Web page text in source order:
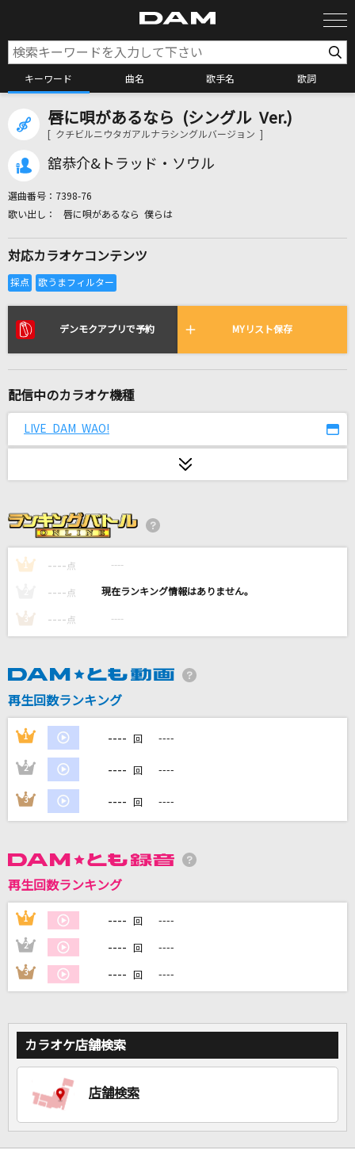
キーワード 曲名 歌手名 歌詞
カラオケ検索
リアルタイムで歌われている曲の一覧
[生音]ふたりごと
輝く月のように
[生音]ONE NIGHT GIGOLO
チェッカーズ
SixTONES
back number
キミ記念日 ～生まれて来てくれてアリガトウ。
～
ソナーポケット(Sonar Pocket)
輝け
ファンキー加藤
花になって(TVアニメ『薬屋のひとりごと』バー
ジョン)
泡沫の夜
もっと見る
DAMの新曲・ランキングなど
カラオケ最新情報をチェック！
唇に唄があるなら (シングル Ver.)
[ クチビルニウタガアルナラシングルバージョン ]
舘恭介&トラッド・ソウル
選曲番号： 7398-76
唇に唄があるなら 僕らは
対応カラオケコンテンツ
デンモクアプリで予約 MYリスト保存
配信中のカラオケ機種
LIVE DAM WAO!
1 ---- 点 ----
---- 点 ----
3 ---- 点 ----
再生回数ランキング
1 ---- 回 ----
2 ---- 回 ----
3 ---- 回 ----
再生回数ランキング
1 ---- 回 ----
2 ---- 回 ----
3 ---- 回 ----
カラオケ店舗検索
店舗検索